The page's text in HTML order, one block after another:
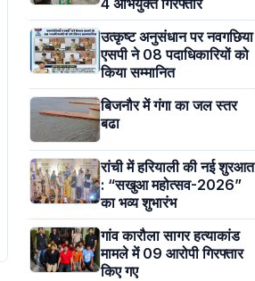
4 अभियुक्त गिरफ्तार
उत्कृष्ट अनुसंधान पर नवगछिया
एसपी ने 08 पदाधिकारियों को
किया सम्मानित
बिजनौर में गंगा का जल स्तर
बढा
रांची में हरियाली की नई शुरआत
: “सखुआ महोत्सव-2026”
का भव्य शुभारंभ
गांव कारौला सागर हत्याकांड
मामले में 09 आरोपी गिरफ्तार
किए गए